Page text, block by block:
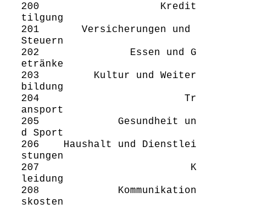
200                    Kredit
tilgung
201       Versicherungen und
Steuern
202               Essen und G
etränke
203         Kultur und Weiter
bildung
204                        Tr
ansport
205             Gesundheit un
d Sport
206    Haushalt und Dienstlei
stungen
207                         K
leidung
208             Kommunikation
skosten